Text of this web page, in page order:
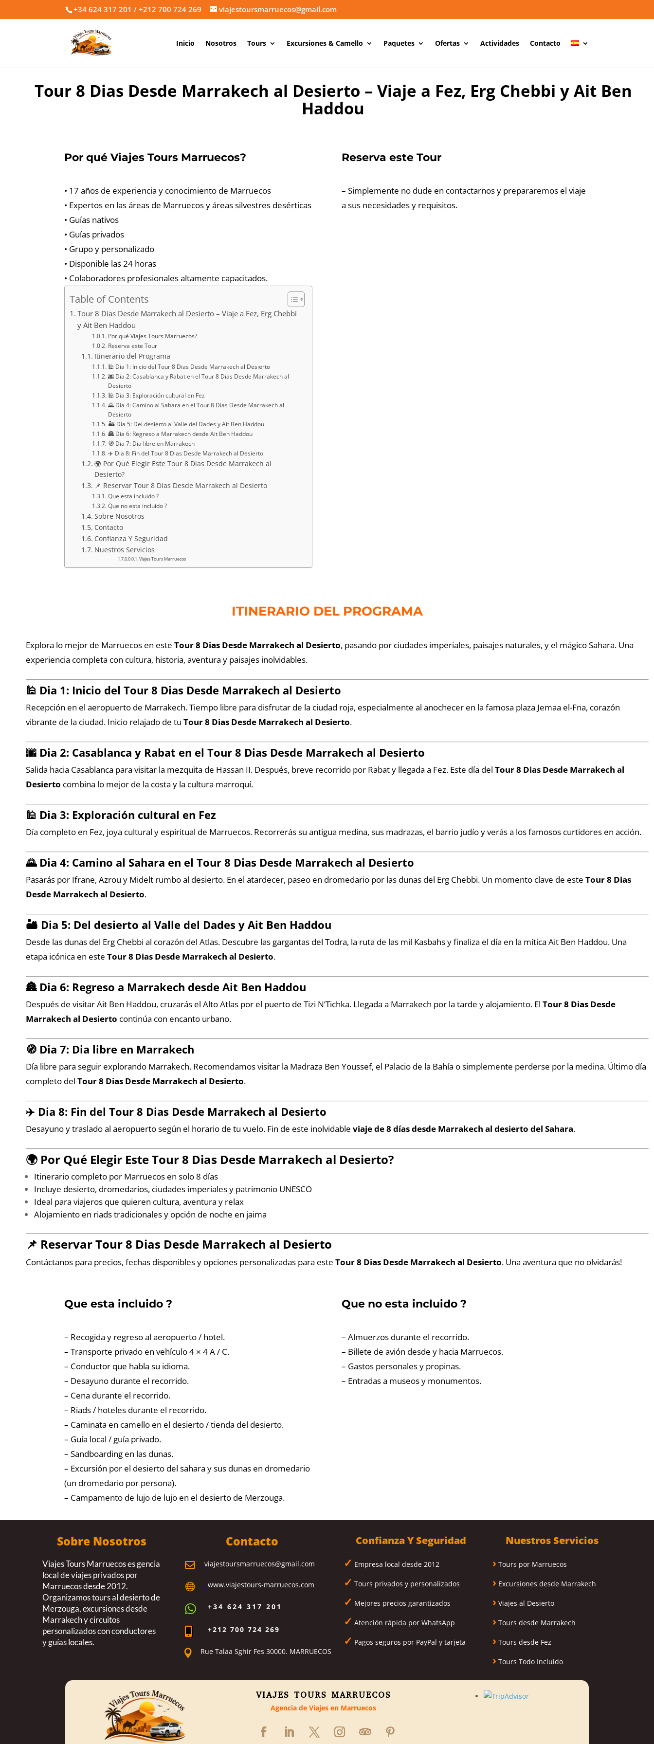
+34 624 317 201 / +212 700 724 269 viajestoursmarruecos@gmail.com
Inicio Nosotros Tours Excursiones & Camello Paquetes Ofertas Actividades Contacto
Tour 8 Dias Desde Marrakech al Desierto – Viaje a Fez, Erg Chebbi y Ait Ben
Haddou
Por qué Viajes Tours Marruecos?
• 17 años de experiencia y conocimiento de Marruecos
• Expertos en las áreas de Marruecos y áreas silvestres desérticas
• Guías nativos
• Guías privados
• Grupo y personalizado
• Disponible las 24 horas
• Colaboradores profesionales altamente capacitados.
Table of Contents
Tour 8 Dias Desde Marrakech al Desierto – Viaje a Fez, Erg Chebbi
y Ait Ben Haddou
Por qué Viajes Tours Marruecos?
Reserva este Tour
Itinerario del Programa
🕌 Dia 1: Inicio del Tour 8 Dias Desde Marrakech al Desierto
🌆 Dia 2: Casablanca y Rabat en el Tour 8 Dias Desde Marrakech al
Desierto
🕌 Dia 3: Exploración cultural en Fez
🌄 Dia 4: Camino al Sahara en el Tour 8 Dias Desde Marrakech al
Desierto
🏜️ Dia 5: Del desierto al Valle del Dades y Ait Ben Haddou
🏯 Dia 6: Regreso a Marrakech desde Ait Ben Haddou
🧭 Dia 7: Dia libre en Marrakech
✈️ Dia 8: Fin del Tour 8 Dias Desde Marrakech al Desierto
🌍 Por Qué Elegir Este Tour 8 Dias Desde Marrakech al
Desierto?
📌 Reservar Tour 8 Dias Desde Marrakech al Desierto
Que esta incluido ?
Que no esta incluido ?
Sobre Nosotros
Contacto
Confianza Y Seguridad
Nuestros Servicios
Viajes Tours Marruecos
Reserva este Tour
– Simplemente no dude en contactarnos y prepararemos el viaje
a sus necesidades y requisitos.
ITINERARIO DEL PROGRAMA
Explora lo mejor de Marruecos en esteTour 8 Dias Desde Marrakech al Desierto, pasando por ciudades imperiales, paisajes naturales, y el mágico Sahara. Una
experiencia completa con cultura, historia, aventura y paisajes inolvidables.
🕌 Dia 1: Inicio delTour 8 Dias Desde Marrakech al Desierto
Recepción en el aeropuerto de Marrakech. Tiempo libre para disfrutar de la ciudad roja, especialmente al anochecer en la famosa plaza Jemaa el-Fna, corazón
vibrante de la ciudad. Inicio relajado de tuTour 8 Dias Desde Marrakech al Desierto.
🌆 Dia 2: Casablanca y Rabat en elTour 8 Dias Desde Marrakech al Desierto
Salida hacia Casablanca para visitar la mezquita de Hassan II. Después, breve recorrido por Rabat y llegada a Fez. Este día delTour 8 Dias Desde Marrakech al
Desierto combina lo mejor de la costa y la cultura marroquí.
🕌 Dia 3: Exploración cultural en Fez
Día completo en Fez, joya cultural y espiritual de Marruecos. Recorrerás su antigua medina, sus madrazas, el barrio judío y verás a los famosos curtidores en acción.
🌄 Dia 4: Camino al Sahara en elTour 8 Dias Desde Marrakech al Desierto
Pasarás por Ifrane, Azrou y Midelt rumbo al desierto. En el atardecer, paseo en dromedario por las dunas del Erg Chebbi. Un momento clave de esteTour 8 Dias
Desde Marrakech al Desierto.
🏜️ Dia 5: Del desierto al Valle del Dades y Ait Ben Haddou
Desde las dunas del Erg Chebbi al corazón del Atlas. Descubre las gargantas del Todra, la ruta de las mil Kasbahs y finaliza el día en la mítica Ait Ben Haddou. Una
etapa icónica en esteTour 8 Dias Desde Marrakech al Desierto.
🏯 Dia 6: Regreso a Marrakech desde Ait Ben Haddou
Después de visitar Ait Ben Haddou, cruzarás el Alto Atlas por el puerto de Tizi N’Tichka. Llegada a Marrakech por la tarde y alojamiento. ElTour 8 Dias Desde
Marrakech al Desierto continúa con encanto urbano.
🧭 Dia 7: Dia libre en Marrakech
Día libre para seguir explorando Marrakech. Recomendamos visitar la Madraza Ben Youssef, el Palacio de la Bahía o simplemente perderse por la medina. Último día
completo delTour 8 Dias Desde Marrakech al Desierto.
✈️ Dia 8: Fin delTour 8 Dias Desde Marrakech al Desierto
Desayuno y traslado al aeropuerto según el horario de tu vuelo. Fin de este inolvidableviaje de 8 días desde Marrakech al desierto del Sahara.
🌍 Por Qué Elegir EsteTour 8 Dias Desde Marrakech al Desierto?
Itinerario completo por Marruecos en solo 8 días
Incluye desierto, dromedarios, ciudades imperiales y patrimonio UNESCO
Ideal para viajeros que quieren cultura, aventura y relax
Alojamiento en riads tradicionales y opción de noche en jaima
📌 ReservarTour 8 Dias Desde Marrakech al Desierto
Contáctanos para precios, fechas disponibles y opciones personalizadas para esteTour 8 Dias Desde Marrakech al Desierto. Una aventura que no olvidarás!
Que esta incluido ?
– Recogida y regreso al aeropuerto / hotel.
– Transporte privado en vehículo 4 × 4 A / C.
– Conductor que habla su idioma.
– Desayuno durante el recorrido.
– Cena durante el recorrido.
– Riads / hoteles durante el recorrido.
– Caminata en camello en el desierto / tienda del desierto.
– Guía local / guía privado.
– Sandboarding en las dunas.
– Excursión por el desierto del sahara y sus dunas en dromedario
(un dromedario por persona).
– Campamento de lujo de lujo en el desierto de Merzouga.
Que no esta incluido ?
– Almuerzos durante el recorrido.
– Billete de avión desde y hacia Marruecos.
– Gastos personales y propinas.
– Entradas a museos y monumentos.
Sobre Nosotros
Viajes Tours Marruecos es gencia
local de viajes privados por
Marruecos desde 2012.
Organizamos tours al desierto de
Merzouga, excursiones desde
Marrakech y circuitos
personalizados con conductores
y guías locales.
Contacto
 viajestoursmarruecos@gmail.com
 www.viajestours-marruecos.com
 +34 624 317 201
 +212 700 724 269
 Rue Talaa Sghir Fes 30000. MARRUECOS
Confianza Y Seguridad
✓ Empresa local desde 2012
✓ Tours privados y personalizados
✓ Mejores precios garantizados
✓ Atención rápida por WhatsApp
✓ Pagos seguros por PayPal y tarjeta
Nuestros Servicios
› Tours por Marruecos
› Excursiones desde Marrakech
› Viajes al Desierto
› Tours desde Marrakech
› Tours desde Fez
› Tours Todo Incluido
VIAJES TOURS MARRUECOS
Agencia de Viajes en Marruecos